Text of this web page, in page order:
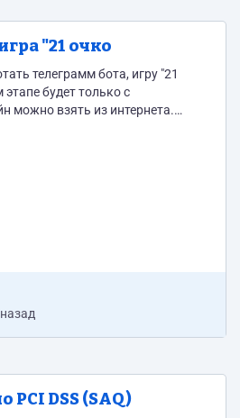
"21 очко
телеграмм бота, игру "21
ровно точно так же ну
DSS (SAQ)